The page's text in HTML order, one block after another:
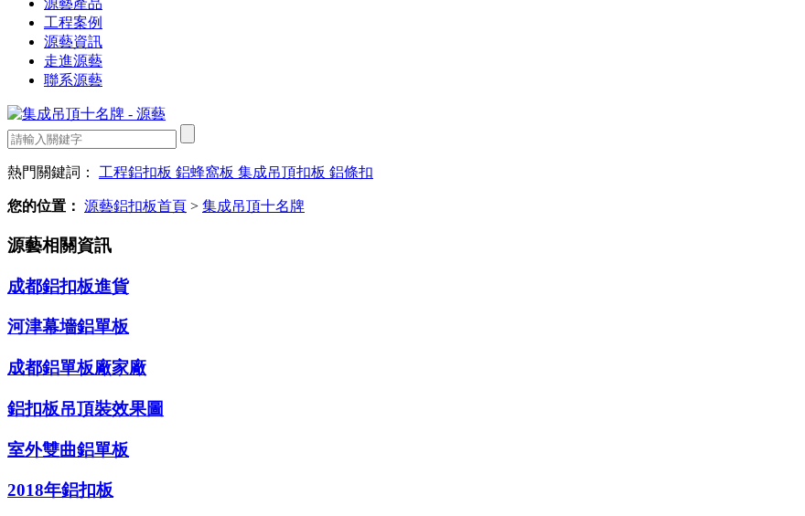
源藝產品
工程案例
源藝資訊
走進源藝
聯系源藝
熱門關鍵詞： 工程鋁扣板 鋁蜂窩板 集成吊頂扣板 鋁條扣
您的位置： 源藝鋁扣板首頁 > 集成吊頂十名牌
源藝相關資訊
成都鋁扣板進貨
河津幕墻鋁單板
成都鋁單板廠家廠
鋁扣板吊頂裝效果圖
室外雙曲鋁單板
2018年鋁扣板